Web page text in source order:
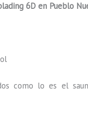
6D en Pueblo
como lo es el